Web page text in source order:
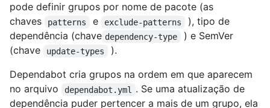
pode definir grupos por nome de pacote (as
chaves
patterns e exclude-patterns
), tipo de
dependência (chave dependency-type
) e SemVer
(chave
update-types
).
Dependabot cria grupos na ordem em que aparecem
no arquivo
dependabot.yml
. Se uma atualização de
dependência puder pertencer a mais de um grupo, ela